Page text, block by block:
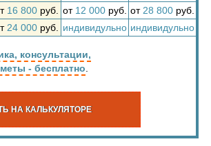
16 800руб. от 12 000руб. от 28 800руб.
24 000руб. индивидульно индивидульно
консультации,
- бесплатно
НА КАЛЬКУЛЯТОРЕ